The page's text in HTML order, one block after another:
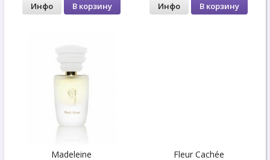
Инфо В корзину Инфо В корзину
Madeleine Fleur Cachée